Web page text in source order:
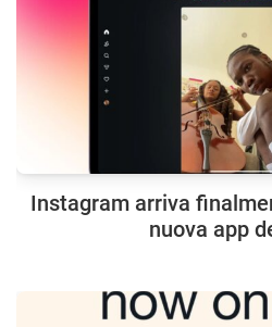
Instagram arriva
nuova app